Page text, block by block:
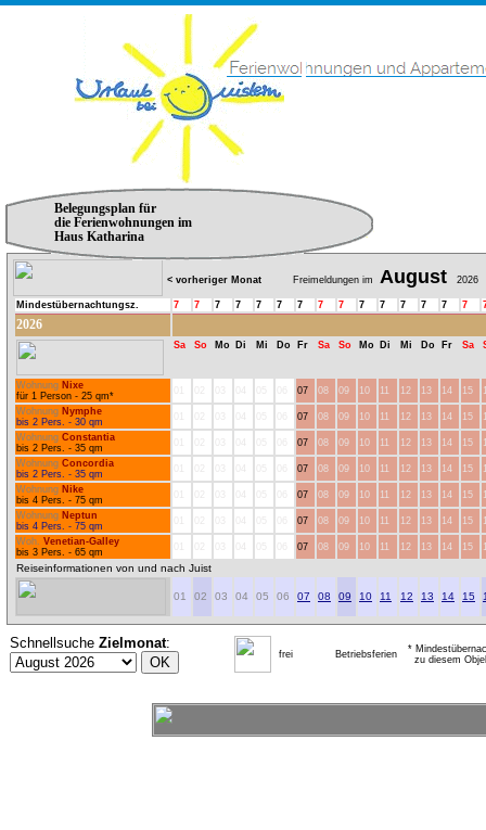
Belegungsplan für
die Ferienwohnungen im
Haus Katharina
< vorheriger Monat Freimeldungen im August 2026
Mindestübernachtungsz. 7 7 7 7 7 7 7 7 7 7 7 7 7 7 7
2026
Sa So Mo Di Mi Do Fr Sa So Mo Di Mi Do Fr Sa
Wohnung Nixe
für 1 Person - 25 qm*
07 08 09 10 11 12 13 14 15
Wohnung Nymphe
bis 2 Pers. - 30 qm
07 08 09 10 11 12 13 14 15
Wohnung Constantia
bis 2 Pers. - 35 qm
07 08 09 10 11 12 13 14 15
Wohnung Concordia
bis 2 Pers. - 35 qm
07 08 09 10 11 12 13 14 15
Wohnung Nike
bis 4 Pers. - 75 qm
07 08 09 10 11 12 13 14 15
Wohnung Neptun
bis 4 Pers. - 75 qm
07 08 09 10 11 12 13 14 15
Woh. Venetian-Galley
bis 3 Pers. - 65 qm
07 08 09 10 11 12 13 14 15
Reiseinformationen von und nach Juist
01 02 03 04 05 06 07 08 09 10 11 12 13 14 15
Schnellsuche Zielmonat:
frei Betriebsferien
*
zu diesem